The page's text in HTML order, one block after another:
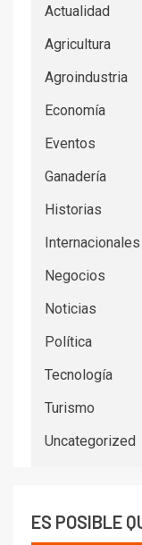
Actualidad
Agricultura
Agroindustria
Economía
Eventos
Ganadería
Historias
Internacionales
Negocios
Noticias
Política
Tecnología
Turismo
Uncategorized
ES POSIBLE